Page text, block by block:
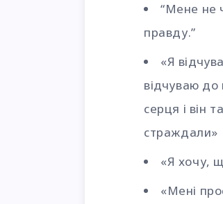
“Мене не
правду.”
«Я
відчуваю
серця і він
страждали»
«Я хочу,
«Мені